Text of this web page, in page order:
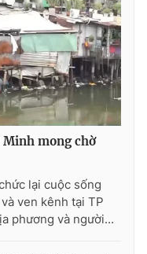
Minh mong chờ
lại cuộc sống
ven kênh tại TP
phương và người...